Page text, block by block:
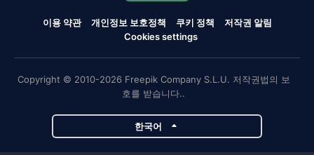
이용 약관 개인정보 보호정책 쿠키 정책
저작권 알림
Cookies settings
Copyright © 2010-2026 Freepik Company S.L.U. 저작권법의 보
호를 받습니다..
한국어